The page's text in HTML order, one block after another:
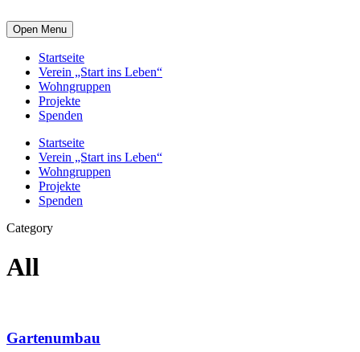
Open Menu
Startseite
Verein „Start ins Leben“
Wohngruppen
Projekte
Spenden
Startseite
Verein „Start ins Leben“
Wohngruppen
Projekte
Spenden
Category
All
Gartenumbau